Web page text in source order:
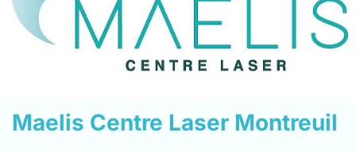
Maelis Centre Laser Montreuil